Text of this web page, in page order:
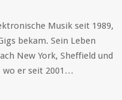
Musik seit 1989,
bekam. Sein Leben
New York, Sheffield und
wo er seit 2001…